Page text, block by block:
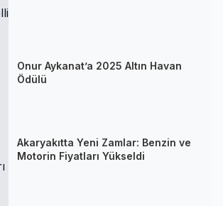
Onur Aykanat’a 2025 Altın Havan
Ödülü
Akaryakıtta Yeni Zamlar: Benzin ve
Motorin Fiyatları Yükseldi